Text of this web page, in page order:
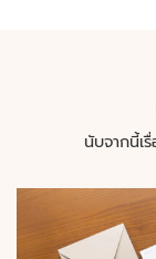
นับจากนี้เ